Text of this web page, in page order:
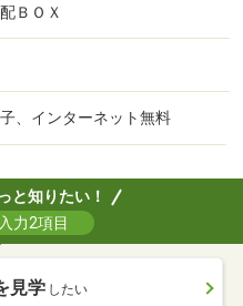
ＢＯＸ
、インターネット無料
と知りたい！
力2項目
見学 したい